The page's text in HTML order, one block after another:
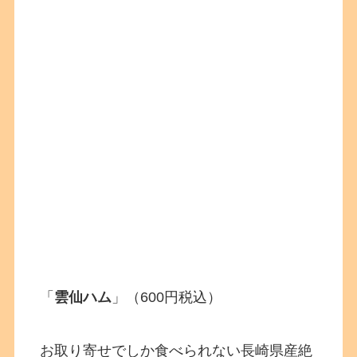
「 雲仙ハム 」（600円税込）
お取り寄せでしか食べられない長崎県産絶